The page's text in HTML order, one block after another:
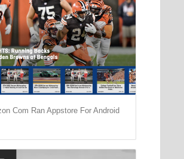
Com Ran Appstore For Android